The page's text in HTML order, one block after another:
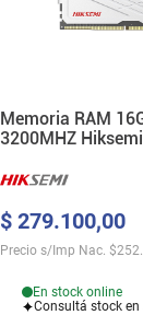
Memoria RAM
3200MHZ
$ 279.100,00
Precio s/Imp Nac. $
En stock online
Consultá stock en